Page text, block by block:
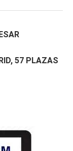
57 PLAZAS